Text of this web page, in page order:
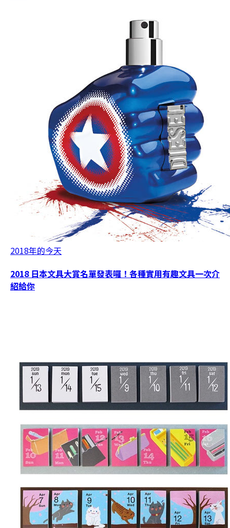
2018年的今天
2018 日本文具大賞名單發表囉！各種實用有趣文具一次介
紹給你